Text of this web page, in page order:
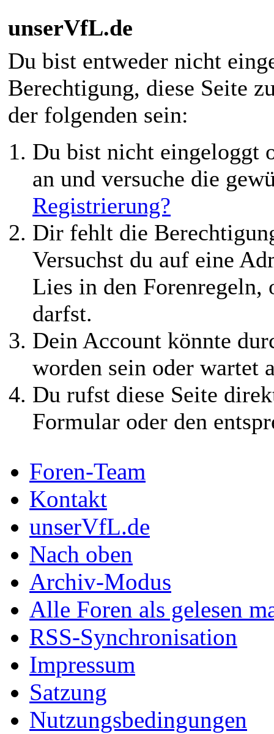
unserVfL.de
Du bist entweder nicht
Berechtigung, diese Seite
der folgenden sein:
Du bist nicht eingeloggt
an und versuche die
Registrierung?
Dir fehlt die
Versuchst du auf eine
Lies in den Forenregeln,
darfst.
Dein Account könnte
worden sein oder wartet
Du rufst diese Seite
Formular oder den
Foren-Team
Kontakt
unserVfL.de
Nach oben
Archiv-Modus
Alle Foren als gelesen
RSS-Synchronisation
Impressum
Satzung
Nutzungsbedingungen